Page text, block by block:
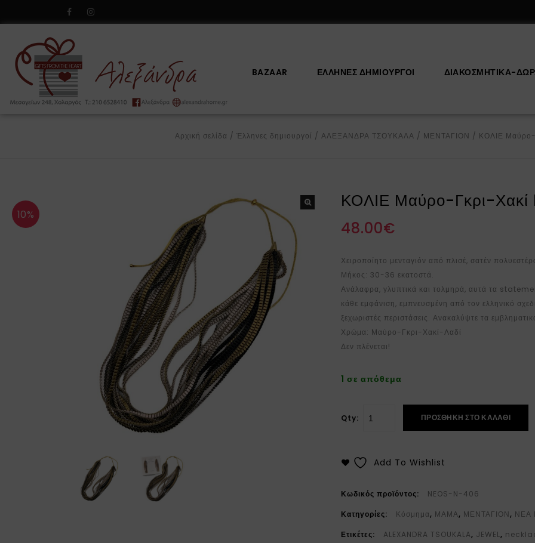
BAZAAR ΕΛΛΗΝΕΣ ΔΗΜΙΟΥΡΓΟΙ ΔΙΑΚΟΣΜΗΤΙΚΆ-
Αρχική σελίδα / Έλληνες δημιουργοί / ΑΛΕΞΑΝΔΡΑ ΤΣΟΥΚΑΛΑ / ΜΕΝΤΑΓΙΟΝ / ΚΟΛΙΕ
10%
ΚΟΛΙΕ Μαύρο-Γκρι-
48.00€
Χειροποίητο μενταγιόν από πλισέ, σατέν
Μήκος: 30-36 εκατοστά.
Ανάλαφρα, γλυπτικά και τολμηρά, αυτά τα
κάθε εμφάνιση, εμπνευσμένη από τον ελληνικό
ξεχωριστές περιστάσεις. Ανακαλύψτε τα
Χρώμα: Μαύρο-Γκρι-Χακί-Λαδί
Δεν πλένεται!
1 σε απόθεμα
Qty: ΠΡΟΣΘΉΚΗ ΣΤΟ ΚΑΛΆΘΙ
Add To Wishlist
Κωδικός προϊόντος:
NEOS-N-406
Κατηγορίες:
Κόσμημα, ΜΑΜΑ, ΜΕΝΤΑΓΙΟΝ, ΝΕΑ
Ετικέτες:
ALEXANDRA TSOUKALA, JEWEL,